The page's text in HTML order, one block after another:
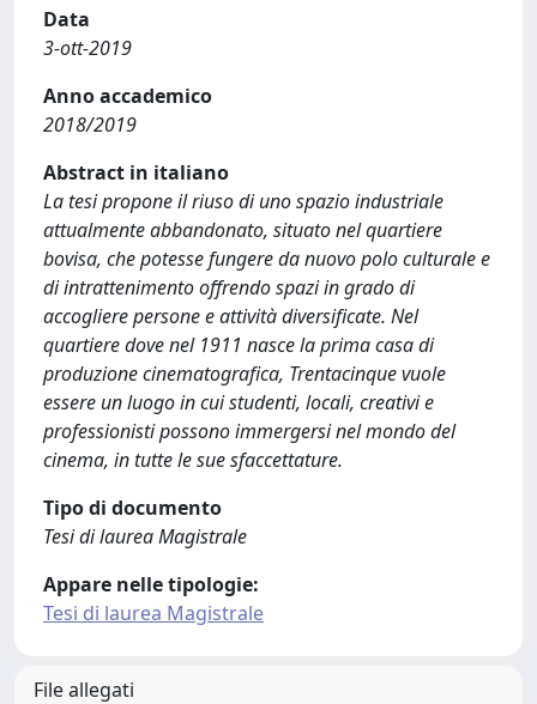
Data
3-ott-2019
Anno accademico
2018/2019
Abstract in italiano
La tesi propone il riuso di uno spazio industriale
attualmente abbandonato, situato nel quartiere
bovisa, che potesse fungere da nuovo polo culturale e
di intrattenimento offrendo spazi in grado di
accogliere persone e attività diversificate. Nel
quartiere dove nel 1911 nasce la prima casa di
produzione cinematografica, Trentacinque vuole
essere un luogo in cui studenti, locali, creativi e
professionisti possono immergersi nel mondo del
cinema, in tutte le sue sfaccettature.
Tipo di documento
Tesi di laurea Magistrale
Appare nelle tipologie:
Tesi di laurea Magistrale
File allegati